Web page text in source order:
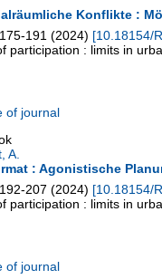
Konflikte :
175-191 (2024) [10.18154/
participation : limits in
of journal
A.
: Agonistische
192-207 (2024) [10.18154/
participation : limits in
of journal